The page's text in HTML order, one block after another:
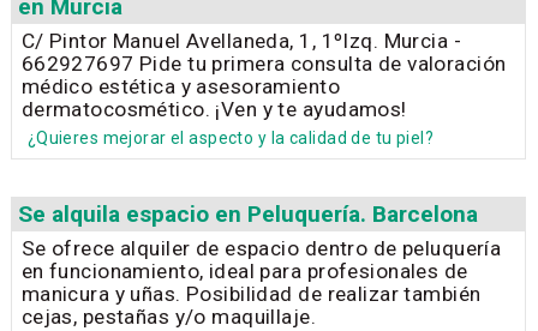
en Murcia
C/ Pintor Manuel Avellaneda, 1, 1ºIzq. Murcia -
662927697 Pide tu primera consulta de valoración
médico estética y asesoramiento
dermatocosmético. ¡Ven y te ayudamos!
¿Quieres mejorar el aspecto y la calidad de tu piel?
Se alquila espacio en Peluquería. Barcelona
Se ofrece alquiler de espacio dentro de peluquería
en funcionamiento, ideal para profesionales de
manicura y uñas. Posibilidad de realizar también
cejas, pestañas y/o maquillaje.